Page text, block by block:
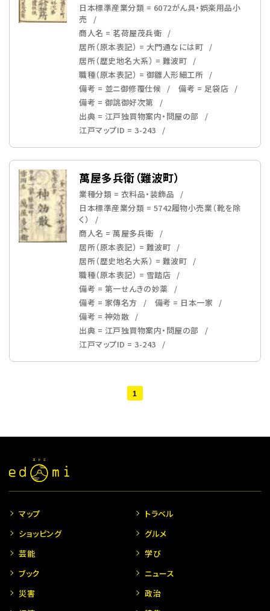
日本標準産業分類 = 6072がん具・娯楽用品小
売
商人名 = 茗荷屋茂兵衛
居所（原本表記） = 大門通なには町
居所（歴史地名大系） = 難波町
職種（原本表記） = 御雛人形細工所
備考 = 並ニ御修覆仕候
備考 = 足袋店
備考 = 御誂御好次第
出典 = 江戸独買物案内・問屋の部
江戸マップID = 3-243
萬屋多兵衛（難波町）
業種分類 = 衣料品・装飾品
日本標準産業分類 = 5742履物小売業（靴を除
く）
商人名 = 萬屋多兵衛
居所（原本表記） = 難波町
居所（歴史地名大系） = 難波町
職種（原本表記） = 雪踏店
備考 = 第一せんきの妙薬
備考 = 家傳名方
備考 = 日本一家
備考 = 神効散
出典 = 江戸独買物案内・問屋の部
江戸マップID = 3-243
1
マップ
トラベル
ショッピング
グルメ
芸能
学び
ブック
ニュース
災害
政治